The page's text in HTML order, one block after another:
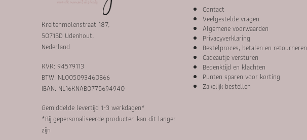
Kreitenmolenstraat 187,
5071BD Udenhout,
Nederland
KVK: 94579113
BTW: NL005093460B66
IBAN: NL16KNAB0775694940
Gemiddelde levertijd 1-3 werkdagen*
*Bij gepersonaliseerde producten kan dit langer
zijn
Contact
Veelgestelde vragen
Algemene voorwaarden
Privacyverklaring
Bestelproces, betalen en retourneren
Cadeautje versturen
Bedenktijd en klachten
Punten sparen voor korting
Zakelijk bestellen